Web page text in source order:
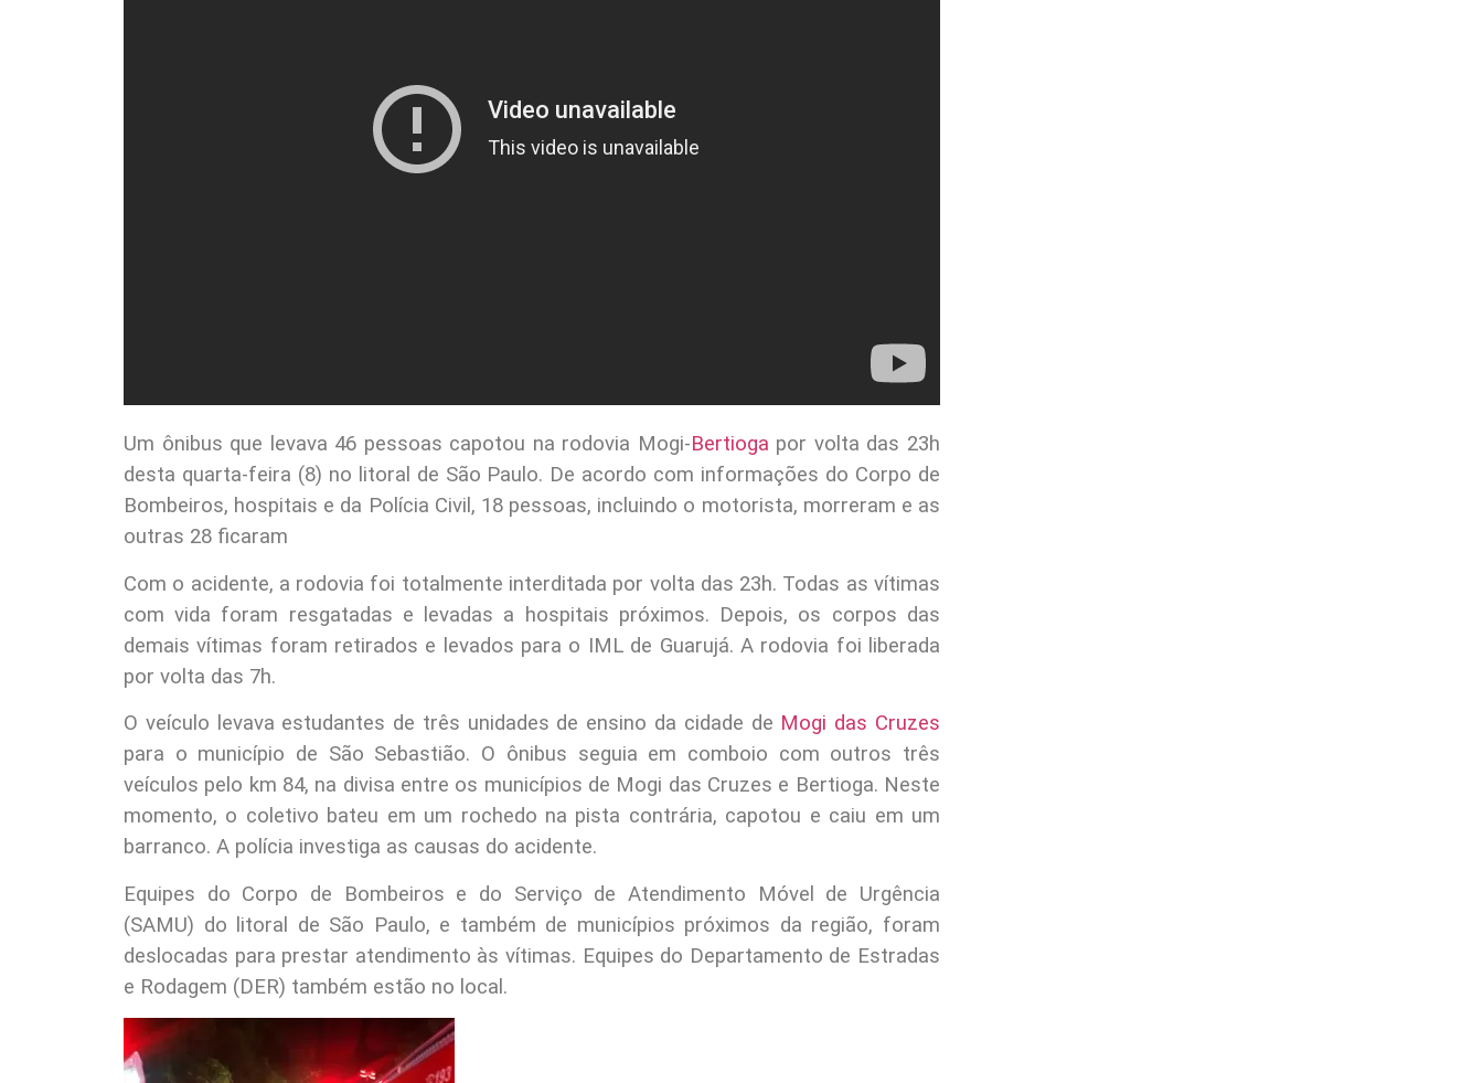
Um ônibus que levava 46 pessoas capotou na rodovia Mogi-Bertioga por volta das 23h
desta quarta-feira (8) no litoral de São Paulo. De acordo com informações do Corpo de
Bombeiros, hospitais e da Polícia Civil, 18 pessoas, incluindo o motorista, morreram e as
outras 28 ficaram
Com o acidente, a rodovia foi totalmente interditada por volta das 23h. Todas as vítimas
com vida foram resgatadas e levadas a hospitais próximos. Depois, os corpos das
demais vítimas foram retirados e levados para o IML de Guarujá. A rodovia foi liberada
por volta das 7h.
O veículo levava estudantes de três unidades de ensino da cidade de Mogi das Cruzes
para o município de São Sebastião. O ônibus seguia em comboio com outros três
veículos pelo km 84, na divisa entre os municípios de Mogi das Cruzes e Bertioga. Neste
momento, o coletivo bateu em um rochedo na pista contrária, capotou e caiu em um
barranco. A polícia investiga as causas do acidente.
Equipes do Corpo de Bombeiros e do Serviço de Atendimento Móvel de Urgência
(SAMU) do litoral de São Paulo, e também de municípios próximos da região, foram
deslocadas para prestar atendimento às vítimas. Equipes do Departamento de Estradas
e Rodagem (DER) também estão no local.